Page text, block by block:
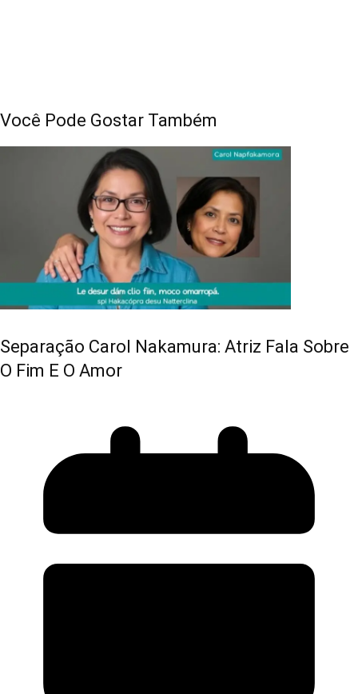
Você Pode Gostar Também
Separação Carol Nakamura: Atriz Fala Sobre
O Fim E O Amor